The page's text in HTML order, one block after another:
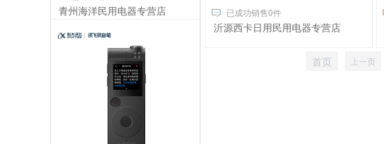
青州海洋民用电器专营店 已成功销售0件
沂源西卡日用民用电器专营店
首页 上一页